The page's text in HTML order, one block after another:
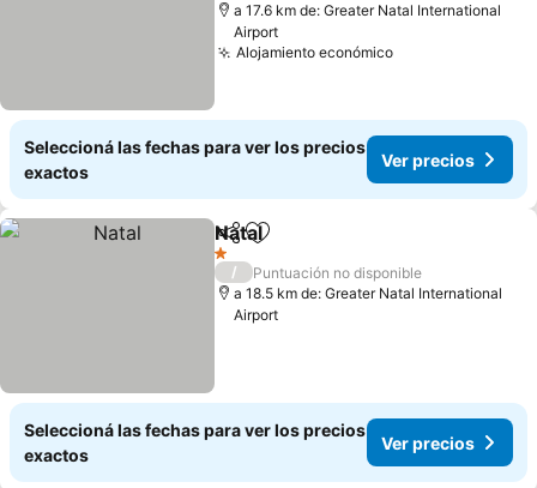
a 17.6 km de: Greater Natal International
Airport
Alojamiento económico
Seleccioná las fechas para ver los precios
exactos
Ver precios
CompartirAñadir a favoritos
Natal
1 Estrellas
/
Puntuación no disponible
a 18.5 km de: Greater Natal International
Airport
Seleccioná las fechas para ver los precios
exactos
Ver precios